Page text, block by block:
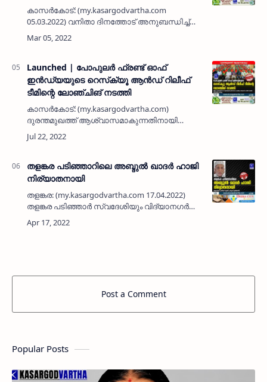
സംഘടിപ്പിക്കുന്നു
കാസർകോട്: (my.kasargodvartha.com
05.03.2022) വനിതാ ദിനത്തോട് അനുബന്ധിച്ച്
കിംസ് സൺറൈസ് ആശുപത്രിയിൽ
വനിതകൾക്ക് സൗജന്യ മെഡികൽ ക്യാംപ്
Launched | പോപുലര്‍ ഫ്രണ്ട് ഓഫ്
ഇന്‍ഡ്യയുടെ റെസ്‌ക്യൂ ആന്‍ഡ് റിലീഫ്
ടീമിന്റെ ലോഞ്ചിങ് നടത്തി
കാസര്‍കോട്: (my.kasargodvartha.com)
ദുരന്തമുഖത്ത് ആശ്വാസമാകുന്നതിനായി
പോപുലര്‍ ഫ്രണ്ട് ഓഫ് ഇന്‍ഡ്യ റെസ്‌ക്യൂ
ആന്‍ഡ് റിലീഫ് ടീമിന്റെ ജില്ലാതല ലോഞ്ചിങ്
തളങ്കര പടിഞ്ഞാറിലെ അബ്ദുൽ ഖാദർ ഹാജി
നിര്യാതനായി
തളങ്കര: (my.kasargodvartha.com 17.04.2022)
തളങ്കര പടിഞ്ഞാർ സ്വദേശിയും വിദ്യാനഗർ
പ്രിൻസ് കോംപൗൻഡിൽ താമസക്കാരനുമായ
അബ്ദുൽ ഖാദർ ഹാജി (82) നിര്യാതനായി.
Post a Comment
Popular Posts